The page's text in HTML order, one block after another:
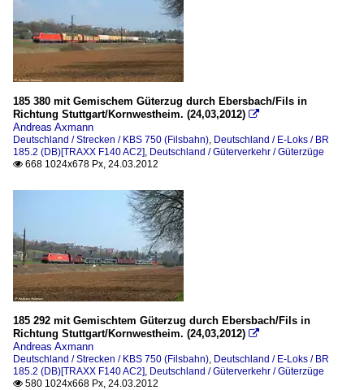
185 380 mit Gemischem Güterzug durch Ebersbach/Fils in
Richtung Stuttgart/Kornwestheim. (24,03,2012) 
Andreas Axmann
Deutschland / Strecken / KBS 750 (Filsbahn), Deutschland / E-Loks / BR
185.2 (DB)[TRAXX F140 AC2], Deutschland / Güterverkehr / Güterzüge
 668 1024x678 Px, 24.03.2012
185 292 mit Gemischtem Güterzug durch Ebersbach/Fils in
Richtung Stuttgart/Kornwestheim. (24,03,2012) 
Andreas Axmann
Deutschland / Strecken / KBS 750 (Filsbahn), Deutschland / E-Loks / BR
185.2 (DB)[TRAXX F140 AC2], Deutschland / Güterverkehr / Güterzüge
 580 1024x668 Px, 24.03.2012